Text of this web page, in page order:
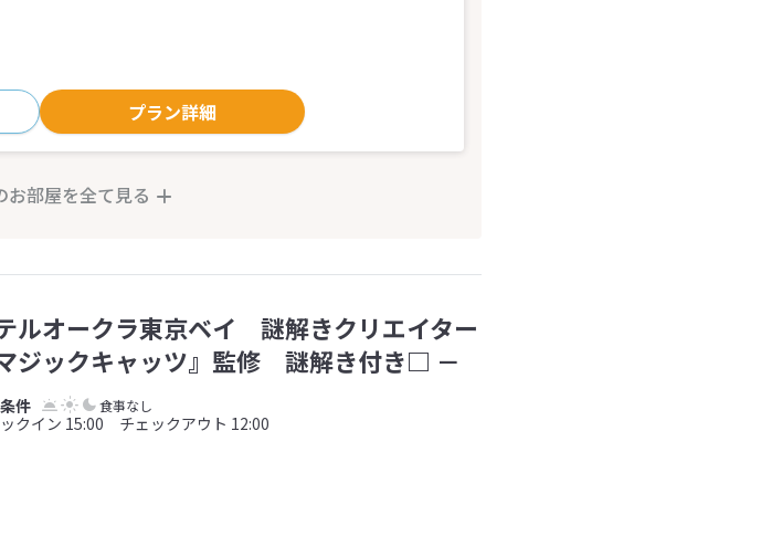
プラン詳細
お部屋を全て見る
ルオークラ東京ベイ 謎解きクリエイター
マジックキャッツ』監修 謎解き付き□ －
食事なし
クイン 15:00 チェックアウト 12:00